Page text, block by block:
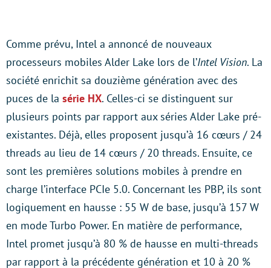
Comme prévu, Intel a annoncé de nouveaux
processeurs mobiles Alder Lake lors de l’Intel Vision. La
société enrichit sa douzième génération avec des
puces de la série HX. Celles-ci se distinguent sur
plusieurs points par rapport aux séries Alder Lake pré-
existantes. Déjà, elles proposent jusqu’à 16 cœurs / 24
threads au lieu de 14 cœurs / 20 threads. Ensuite, ce
sont les premières solutions mobiles à prendre en
charge l’interface PCIe 5.0. Concernant les PBP, ils sont
logiquement en hausse : 55 W de base, jusqu’à 157 W
en mode Turbo Power. En matière de performance,
Intel promet jusqu’à 80 % de hausse en multi-threads
par rapport à la précédente génération et 10 à 20 %